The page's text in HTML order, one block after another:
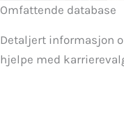
Omfattende database
Detaljert informasjon
hjelpe med